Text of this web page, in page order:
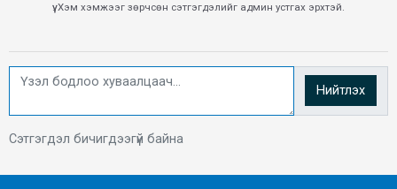
үү. Хэм хэмжээг зөрчсөн сэтгэгдэлийг админ устгах эрхтэй.
Нийтлэх
Сэтгэгдэл бичигдээгүй байна